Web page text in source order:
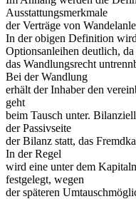
Ausstattungsmerkmale
der Verträge von
In der obigen Definition
Optionsanleihen deutlich, da
das Wandlungsrecht
Bei der Wandlung
erhält der Inhaber den
geht
beim Tausch unter.
der Passivseite
der Bilanz statt, das
In der Regel
wird eine unter dem
festgelegt, wegen
der späteren